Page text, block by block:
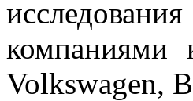
компаниями
Volkswagen,